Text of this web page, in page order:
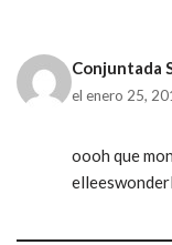
Conjuntada
el enero 25,
oooh que